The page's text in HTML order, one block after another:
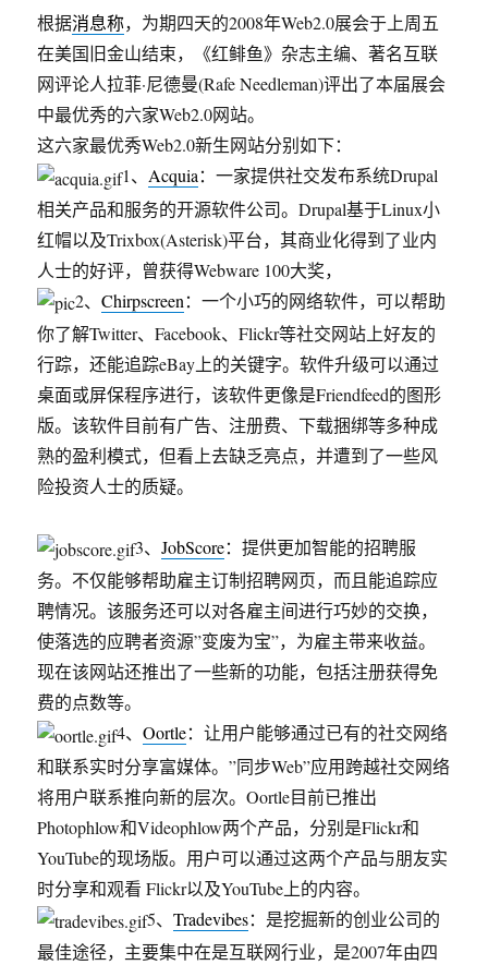
创
造」
——
苹
果
证
实
新
品
发
布
根据消息称，为期四天的2008年Web2.0展会于上周五
在美国旧金山结束，《红鲱鱼》杂志主编、著名互联
网评论人拉菲·尼德曼(Rafe Needleman)评出了本届展会
中最优秀的六家Web2.0网站。
这六家最优秀Web2.0新生网站分别如下：
1、Acquia：一家提供社交发布系统Drupal
相关产品和服务的开源软件公司。Drupal基于Linux小
红帽以及Trixbox(Asterisk)平台，其商业化得到了业内
人士的好评，曾获得Webware 100大奖，
2、Chirpscreen：一个小巧的网络软件，可以帮助
你了解Twitter、Facebook、Flickr等社交网站上好友的
行踪，还能追踪eBay上的关键字。软件升级可以通过
桌面或屏保程序进行，该软件更像是Friendfeed的图形
版。该软件目前有广告、注册费、下载捆绑等多种成
熟的盈利模式，但看上去缺乏亮点，并遭到了一些风
险投资人士的质疑。
3、JobScore：提供更加智能的招聘服
务。不仅能够帮助雇主订制招聘网页，而且能追踪应
聘情况。该服务还可以对各雇主间进行巧妙的交换，
使落选的应聘者资源”变废为宝”，为雇主带来收益。
现在该网站还推出了一些新的功能，包括注册获得免
费的点数等。
4、Oortle：让用户能够通过已有的社交网络
和联系实时分享富媒体。”同步Web”应用跨越社交网络
将用户联系推向新的层次。Oortle目前已推出
Photophlow和Videophlow两个产品，分别是Flickr和
YouTube的现场版。用户可以通过这两个产品与朋友实
时分享和观看 Flickr以及YouTube上的内容。
5、Tradevibes：是挖掘新的创业公司的
最佳途径，主要集中在是互联网行业，是2007年由四